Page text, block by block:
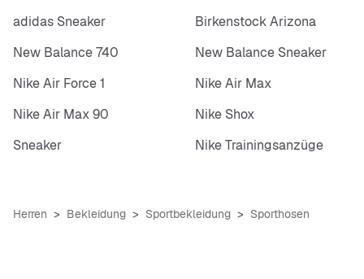
adidas Sneaker
Birkenstock Arizona
New Balance 740
New Balance Sneaker
Nike Air Force 1
Nike Air Max
Nike Air Max 90
Nike Shox
Sneaker
Nike Trainingsanzüge
Herren Bekleidung Sportbekleidung Sporthosen